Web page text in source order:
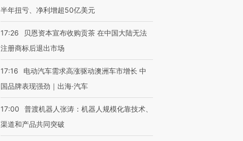
半年扭亏、净利增超50亿美元
17:26
贝恩资本宣布收购贡茶 在中国大陆无法
注册商标后退出市场
17:16
电动汽车需求高涨驱动澳洲车市增长 中
国品牌表现强劲｜出海·汽车
17:00
普渡机器人张涛：机器人规模化靠技术、
渠道和产品共同突破